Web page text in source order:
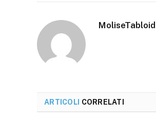
MoliseTabloid
ARTICOLI CORRELATI